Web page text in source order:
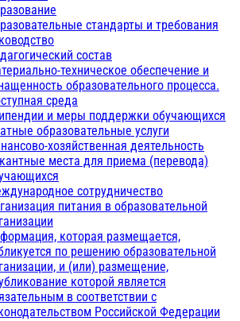
стандарты и требования
состав
техническое обеспечение и
образовательного процесса.
среда
и меры поддержки обучающихся
образовательные услуги
хозяйственная деятельность
места для приема (перевода)
сотрудничество
питания в образовательной
которая размещается,
по решению образовательной
и (или) размещение,
которой является
в соответствии с
Российской Федерации